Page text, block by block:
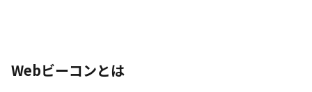
Webビーコンとは